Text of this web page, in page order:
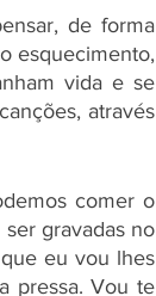
de forma
esquecimento,
vida e se
através
comer o
gravadas no
eu vou lhes
pressa. Vou te